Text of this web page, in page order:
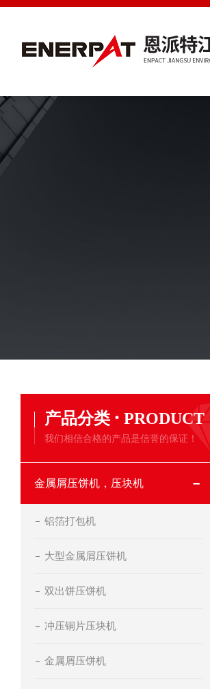
产品分类 · PRODUCT
我们相信合格的产品是信誉的保证！
金属屑压饼机，压块机
铝箔打包机
大型金属屑压饼机
双出饼压饼机
冲压铜片压块机
金属屑压饼机